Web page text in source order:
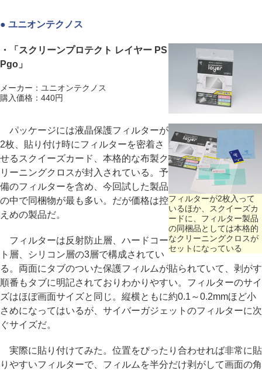
● ユニオンテクノス
・「スクリーンプロテクト レイヤー PS
Pgo」
メーカー：ユニオンテクノス
購入価格：440円
フィルターが2枚入って
いるほか、スクイーズカ
ードに、フィルター製品
の同梱品としては本格的
なクリーニングクロスが
セットになっている
パッケージには液晶保護フィルターが
2枚、貼り付け時にフィルターを密着さ
せるスクイーズカード、本格的な布製ク
リーニングクロスが封入されている。予
備のフィルターを含め、今回試した製品
の中で同梱物が最も多い。だが価格は控
えめの製品だ。
フィルターは反射防止層、ハードコー
ト層、シリコン層の3層で構成されてい
る。両面にタブのついた保護フィルムが貼られていて、剥がす
順番もタブに明記されておりわかりやすい。フィルターのサイ
ズはほぼ画面サイズと同じ。縦横ともに約0.1～0.2mmほど小
さめになってはいるが、サイバーガジェットのフィルターに次
ぐサイズだ。
実際に貼り付けてみた。位置をぴったり合わせれば非常に貼
りやすいフィルターで、フィルムを半分だけ剥がして画面の角